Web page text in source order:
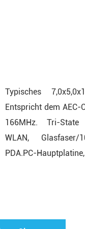
Typisches
Entspricht dem
166MHz. Tri-State
WLAN, Glasfaser/
PDA.PC-